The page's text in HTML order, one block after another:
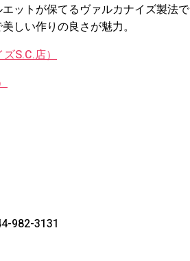
ットが保てるヴァルカナイズ製法で
しい作りの良さが魅力。
S.C.店）
982-3131